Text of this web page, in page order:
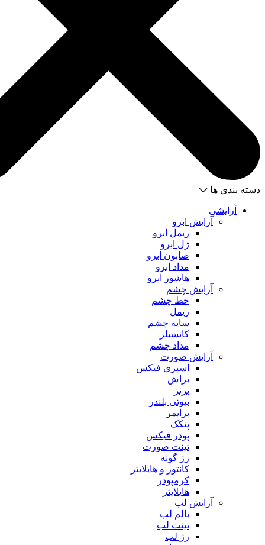
دسته بندی ها
آرایشی
آرایش ابرو
ریمل ابرو
ژل ابرو
صابون ابرو
مداد ابرو
هاشور ابرو
آرایش چشم
خط چشم
ریمل
سایه چشم
کانسیلر
مداد چشم
آرایش صورت
اسپری فیکس
براش
برنز
بیوتی بلندر
پرایمر
پنکک
پودر فیکس
تینت صورت
رژ گونه
کانتور و هایلایتر
کرمپودر
هایلایتر
آرایش لب
بالم لب
تینت لب
رژ لب